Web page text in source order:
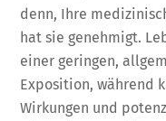
denn, Ihre
hat sie genehmigt.
einer geringen,
Exposition, während
Wirkungen und